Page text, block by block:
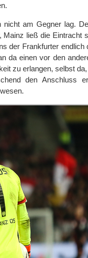
am Gegner lag.
ließ die Eintracht
der Frankfurter endlich
da einen vor den
zu erlangen, selbst
den Anschluss